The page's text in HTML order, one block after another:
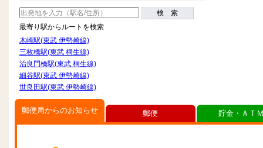
検 索
最寄り駅からルートを検索
木崎駅(東武 伊勢崎線)
三枚橋駅(東武 桐生線)
治良門橋駅(東武 桐生線)
細谷駅(東武 伊勢崎線)
世良田駅(東武 伊勢崎線)
郵便局からのお知らせ 郵便 貯金・ＡＴ